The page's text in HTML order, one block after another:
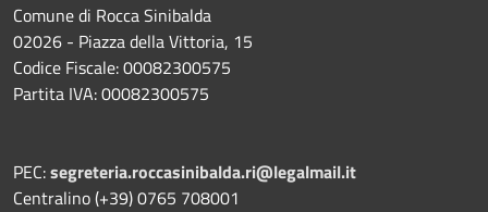
Comune di Rocca Sinibalda
02026 - Piazza della Vittoria, 15
Codice Fiscale: 00082300575
Partita IVA: 00082300575
PEC:segreteria.roccasinibalda.ri@legalmail.it
Centralino (+39) 0765 708001